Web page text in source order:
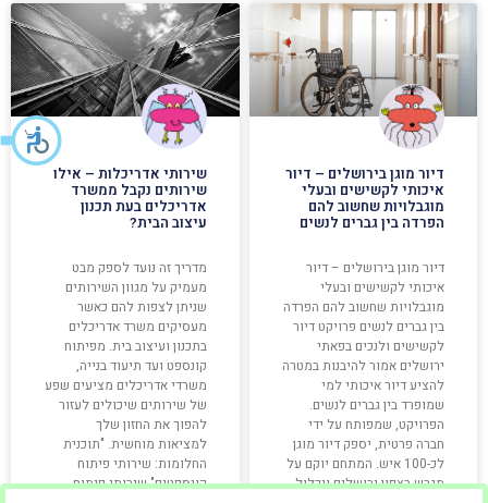
דיור מוגן בירושלים – דיור
איכותי לקשישים ובעלי
מוגבלויות שחשוב להם
הפרדה בין גברים לנשים
דיור מוגן בירושלים – דיור
איכותי לקשישים ובעלי
מוגבלויות שחשוב להם הפרדה
בין גברים לנשים פרויקט דיור
לקשישים ולנכים בפאתי
ירושלים אמור להיבנות במטרה
להציע דיור איכותי למי
שמופרד בין גברים לנשים.
הפרויקט, שמפותח על ידי
חברה פרטית, יספק דיור מוגן
לכ-100 איש. המתחם יוקם על
מגרש בצפון ירושלים ויכלול
שירותי אדריכלות – אילו
שירותים נקבל ממשרד
אדריכלים בעת תכנון
עיצוב הבית?
מדריך זה נועד לספק מבט
מעמיק על מגוון השירותים
שניתן לצפות להם כאשר
מעסיקים משרד אדריכלים
בתכנון ועיצוב בית. מפיתוח
קונספט ועד תיעוד בנייה,
משרדי אדריכלים מציעים שפע
של שירותים שיכולים לעזור
להפוך את החזון שלך
למציאות מוחשית. "תוכנית
החלומות: שירותי פיתוח
קונספטים" שירותי פיתוח